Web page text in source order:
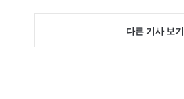
다른 기사 보기